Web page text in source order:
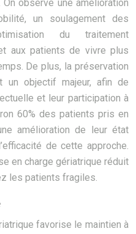
observe une amélioration
un soulagement des
du traitement
aux patients de vivre plus
De plus, la préservation
un objectif majeur, afin de
et leur participation à
60% des patients pris en
amélioration de leur état
de cette approche.
en charge gériatrique réduit
les patients fragiles.
favorise le maintien à